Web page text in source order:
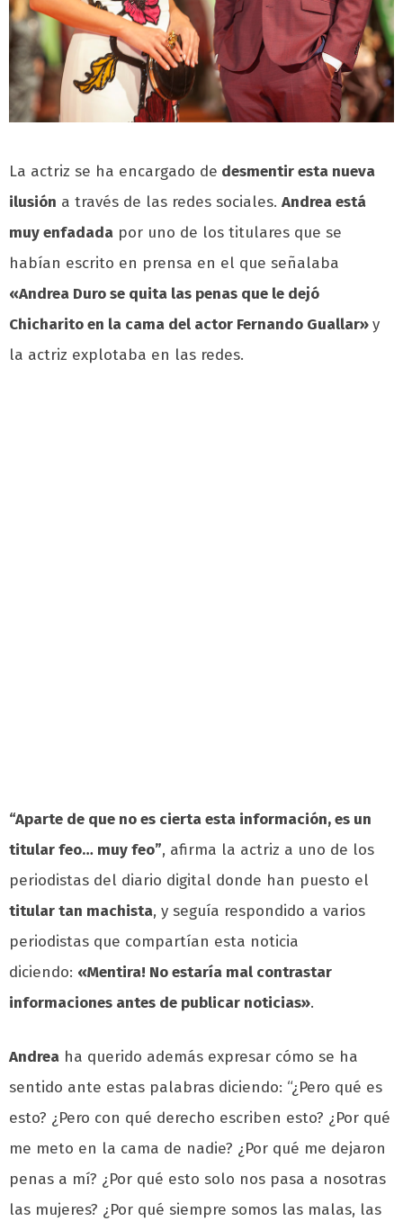
La actriz se ha encargado de desmentir esta nueva
ilusión a través de las redes sociales. Andrea está
muy enfadada por uno de los titulares que se
habían escrito en prensa en el que señalaba
«Andrea Duro se quita las penas que le dejó
Chicharito en la cama del actor Fernando Guallar»y
la actriz explotaba en las redes.
“Aparte de que no es cierta esta información, es un
titular feo… muy feo”, afirma la actriz a uno de los
periodistas del diario digital donde han puesto el
titular tan machista, y seguía respondido a varios
periodistas que compartían esta noticia
diciendo: «Mentira! No estaría mal contrastar
informaciones antes de publicar noticias».
Andrea ha querido además expresar cómo se ha
sentido ante estas palabras diciendo: “¿Pero qué es
esto? ¿Pero con qué derecho escriben esto? ¿Por qué
me meto en la cama de nadie? ¿Por qué me dejaron
penas a mí? ¿Por qué esto solo nos pasa a nosotras
las mujeres? ¿Por qué siempre somos las malas, las